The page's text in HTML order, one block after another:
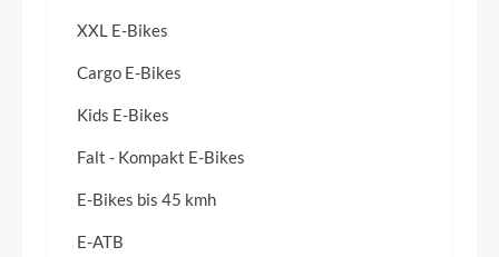
XXL E-Bikes
Cargo E-Bikes
Kids E-Bikes
Falt - Kompakt E-Bikes
E-Bikes bis 45 kmh
E-ATB